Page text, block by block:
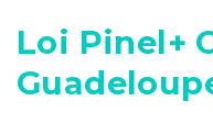
Loi Pinel+